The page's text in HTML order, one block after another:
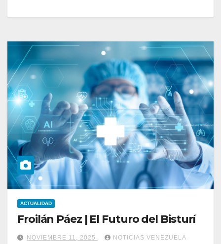
ACTUALIDAD
Froilán Páez | El Futuro del Bisturí
NOVIEMBRE 11, 2025 NOTICIAS VENEZUELA